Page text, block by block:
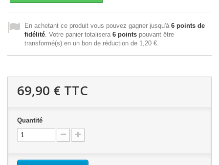
En achetant ce produit vous pouvez gagner jusqu'à 6 points de
fidélité . Votre panier totalisera 6 points pouvant être
transformé(s) en un bon de réduction de 1,20 €
69,90 € TTC
Quantité